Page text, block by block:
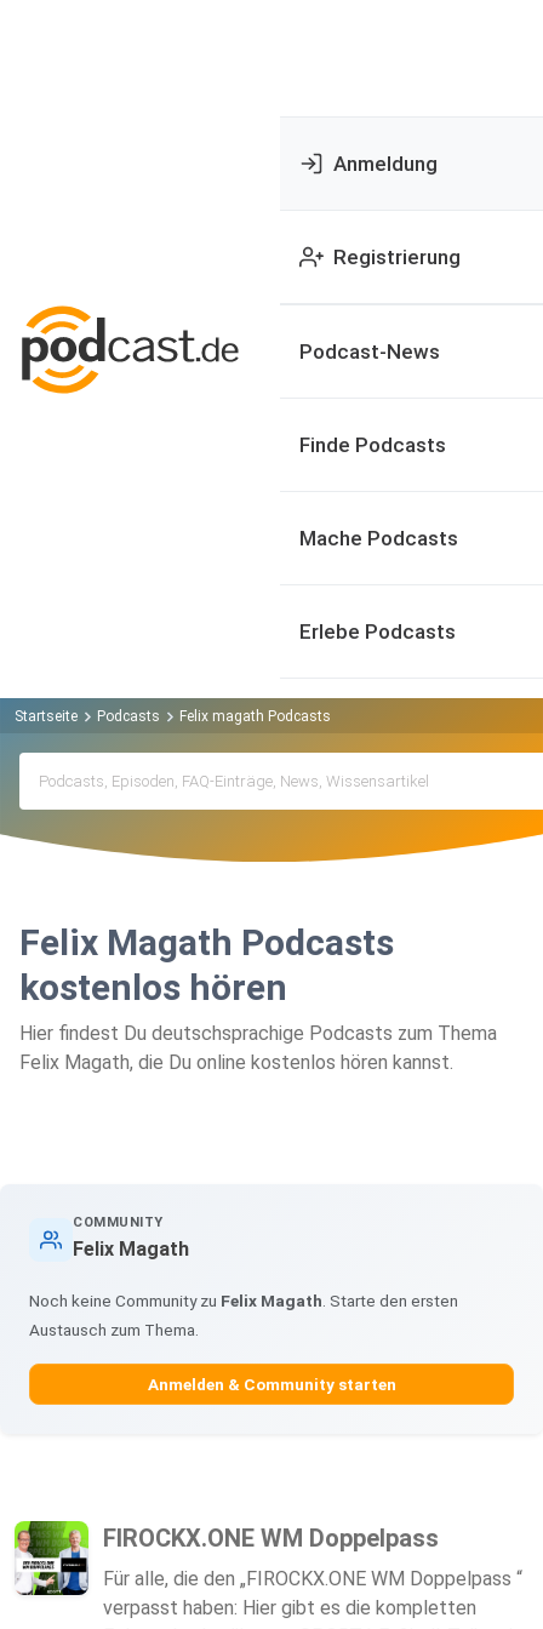
Anmeldung
Registrierung
Podcast-News
Finde Podcasts
Mache Podcasts
Erlebe Podcasts
Startseite Podcasts Felix magath Podcasts
Felix Magath Podcasts
kostenlos hören
Hier findest Du deutschsprachige Podcasts zum Thema
Felix Magath, die Du online kostenlos hören kannst.
FIROCKX.ONE WM Doppelpass
Für alle, die den „FIROCKX.ONE WM Doppelpass “
verpasst haben: Hier gibt es die kompletten
COMMUNITY
Felix Magath
Noch keine Community zu Felix Magath . Starte den ersten
Austausch zum Thema.
Anmelden & Community starten